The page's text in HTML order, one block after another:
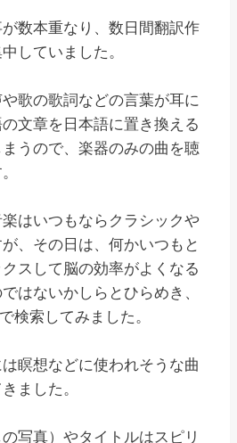
数本重なり、数日間翻訳作
していました。
歌の歌詞などの言葉が耳に
文章を日本語に置き換える
うので、楽器のみの曲を聴
はいつもならクラシックや
、その日は、何かいつもと
スして脳の効率がよくなる
はないかしらとひらめき、
検索してみました。
瞑想などに使われそうな曲
ました。
写真）やタイトルはスピリ